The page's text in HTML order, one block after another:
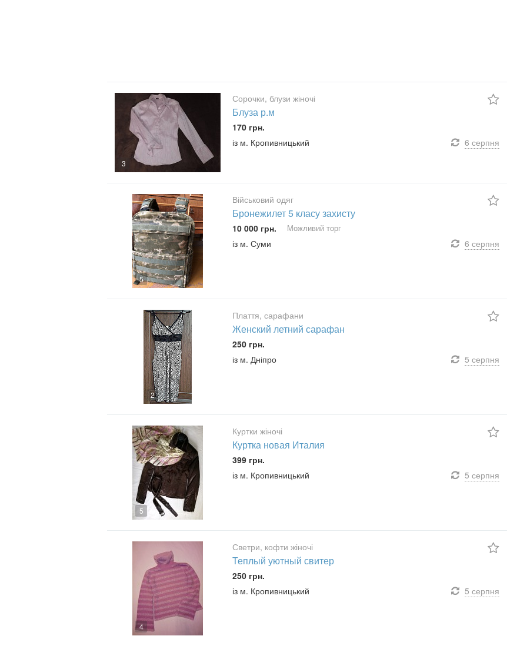
3
Сорочки, блузи жіночі
Блуза р.м
170 грн.
із м. Кропивницький
6 серпня
5
Військовий одяг
Бронежилет 5 класу захисту
10 000 грн. Можливий торг
із м. Суми 6 серпня
2
Плаття, сарафани
Женский летний сарафан
250 грн.
із м. Дніпро
5 серпня
5
Куртки жіночі
Куртка новая Италия
399 грн.
із м. Кропивницький
5 серпня
4
Светри, кофти жіночі
Теплый уютный свитер
250 грн.
із м. Кропивницький
5 серпня